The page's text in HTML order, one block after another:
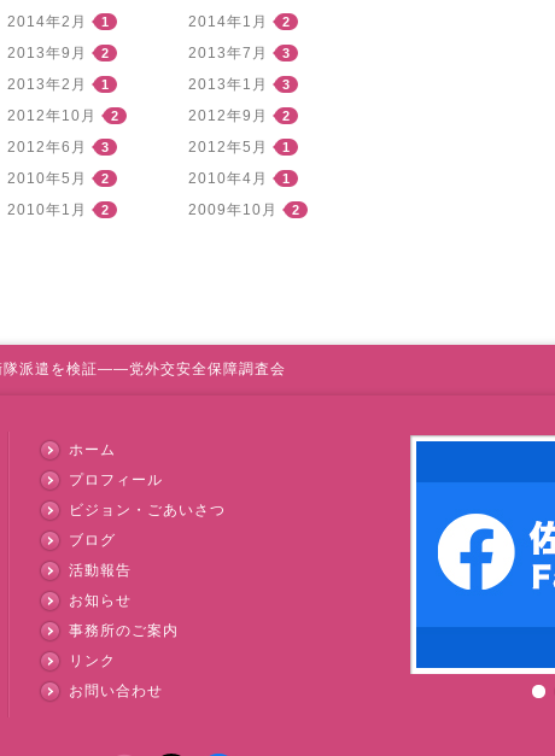
2014年2月 1 2014年1月 2
2013年9月 2 2013年7月 3
2013年2月 1 2013年1月 3
2012年10月 2 2012年9月 2
2012年6月 3 2012年5月 1
2010年5月 2 2010年4月 1
2010年1月 2 2009年10月 2
隊派遣を検証――党外交安全保障調査会
ホーム
プロフィール
ビジョン・ごあいさつ
ブログ
活動報告
お知らせ
事務所のご案内
リンク
お問い合わせ